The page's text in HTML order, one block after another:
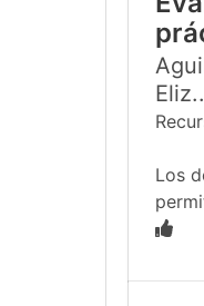
Los